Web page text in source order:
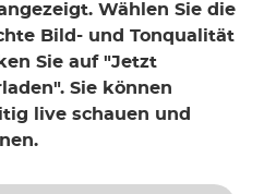
Wählen Sie die
Bild- und Tonqualität
Sie auf "Jetzt
Sie können
live schauen und